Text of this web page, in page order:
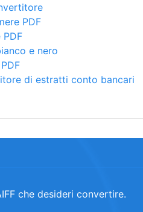
PDF
PDF
e nero
di estratti conto bancari
che desideri convertire.